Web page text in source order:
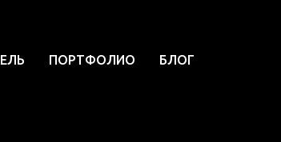
ПОРТФОЛИО
БЛОГ